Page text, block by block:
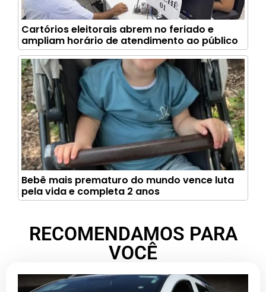
Cartórios eleitorais abrem no feriado e
ampliam horário de atendimento ao público
Bebê mais prematuro do mundo vence luta
pela vida e completa 2 anos
RECOMENDAMOS PARA
VOCÊ